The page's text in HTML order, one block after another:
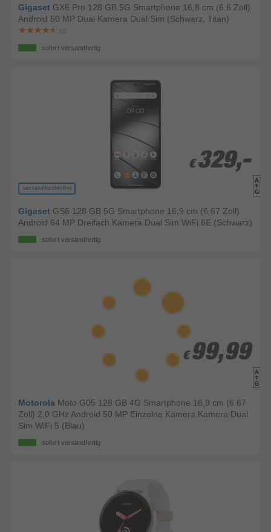
Gigaset GX6 Pro 128 GB 5G Smartphone 16,8 cm (6.6 Zoll)
Android 50 MP Dual Kamera Dual Sim (Schwarz, Titan)
(8)
sofort versandfertig
versandkostenfrei
€ 329,-
€ 329,-
Gigaset GS6 128 GB 5G Smartphone 16,9 cm (6.67 Zoll)
Android 64 MP Dreifach Kamera Dual Sim WiFi 6E (Schwarz)
sofort versandfertig
€ 99,99
€ 99,99
Motorola Moto G05 128 GB 4G Smartphone 16,9 cm (6.67
Zoll) 2,0 GHz Android 50 MP Einzelne Kamera Kamera Dual
Sim WiFi 5 (Blau)
sofort versandfertig